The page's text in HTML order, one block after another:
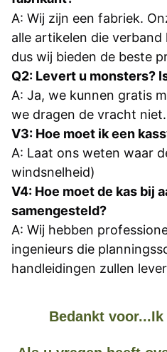
A: Wij zijn een fabriek.
alle artikelen die verband
dus wij bieden de beste
Q2: Levert u monsters?
A: Ja, we kunnen gratis
we dragen de vracht niet.
V3: Hoe moet ik een
A: Laat ons weten waar
windsnelheid)
V4: Hoe moet de kas bij
samengesteld?
A: Wij hebben
ingenieurs die
handleidingen zullen
Bedankt voor...Ik